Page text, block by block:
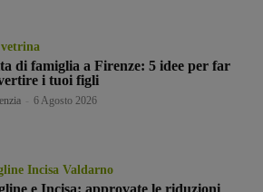
di famiglia a Firenze: 5 idee per far
i tuoi figli
6 Agosto 2026
Incisa Valdarno
e Incisa: approvate le riduzioni